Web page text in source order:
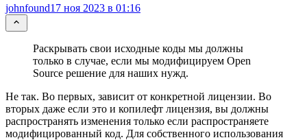
johnfound17 ноя 2023 в 01:16
Раскрывать свои исходные коды мы должны
только в случае, если мы модифицируем Open
Source решение для наших нужд.
Не так. Во первых, зависит от конкретной лицензии. Во
вторых даже если это и копилефт лицензия, вы должны
распространять изменения только если распространяете
модифицированный код. Для собственного использования